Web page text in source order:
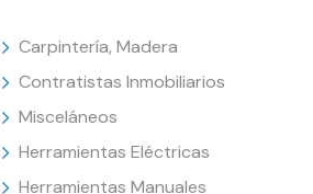
Carpintería, Madera
Contratistas Inmobiliarios
Misceláneos
Herramientas Eléctricas
Herramientas Manuales